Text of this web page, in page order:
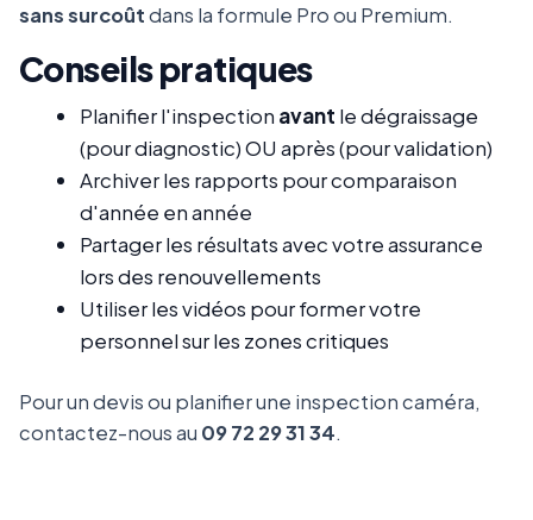
sans surcoûtdans la formule Pro ou Premium.
Conseils pratiques
Planifier l'inspection avant le dégraissage
(pour diagnostic) OU après (pour validation)
Archiver les rapports pour comparaison
d'année en année
Partager les résultats avec votre assurance
lors des renouvellements
Utiliser les vidéos pour former votre
personnel sur les zones critiques
Pour un devis ou planifier une inspection caméra,
contactez-nous au 09 72 29 31 34.